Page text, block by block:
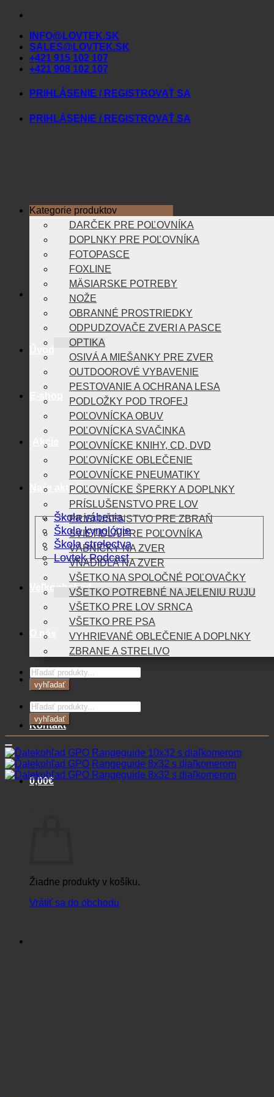
Skip
contentINFO@LOVTEK.SK
SALES@LOVTEK.SK
+421 915 102 107
+421 908 102 107
PRIHLÁSENIE / REGISTROVAŤ SA
PRIHLÁSENIE / REGISTROVAŤ SA
Akcie
Naše aktivity
Škola vábenia
Škola kynológie
Škola strelectva
Lovtek Podcast
Veľkoobchod
O nás
Blog
Kontakt
0,00€
Žiadne produkty v košíku.
Vrátiť sa do obchodu
Kategorie produktov
DARČEK PRE POĽOVNÍKA
DOPLNKY PRE POĽOVNÍKA
FOTOPASCE
FOXLINE
MÄSIARSKE POTREBY
NOŽE
OBRANNÉ PROSTRIEDKY
ODPUDZOVAČE ZVERI A PASCE
OPTIKA
OSIVÁ A MIEŠANKY PRE ZVER
OUTDOOROVÉ VYBAVENIE
PESTOVANIE A OCHRANA LESA
PODLOŽKY POD TROFEJ
POĽOVNÍCKA OBUV
POĽOVNÍCKA SVAČINKA
POĽOVNÍCKE KNIHY, CD, DVD
POĽOVNÍCKE OBLEČENIE
POĽOVNÍCKE PNEUMATIKY
POĽOVNÍCKE ŠPERKY A DOPLNKY
PRÍSLUŠENSTVO PRE LOV
PRÍSLUŠENSTVO PRE ZBRAŇ
SVIETIDLÁ PRE POĽOVNÍKA
VÁBNIČKY NA ZVER
VNADIDLÁ NA ZVER
VŠETKO NA SPOLOČNÉ POĽOVAČKY
VŠETKO POTREBNÉ NA JELENIU RUJU
VŠETKO PRE LOV SRNCA
VŠETKO PRE PSA
VYHRIEVANÉ OBLEČENIE A DOPLNKY
ZBRANE A STRELIVO
Products
search
vyhľadať
Products
search
vyhľadať